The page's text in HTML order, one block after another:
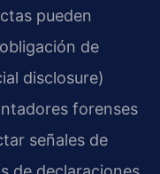
pueden
de
disclosure)
forenses
señales de